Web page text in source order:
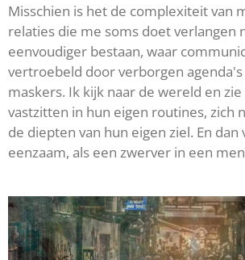
Misschien is het de complexiteit van
relaties die me soms doet verlangen
eenvoudiger bestaan, waar
vertroebeld door verborgen
maskers. Ik kijk naar de wereld en
vastzitten in hun eigen routines, zich
de diepten van hun eigen ziel. En dan
eenzaam, als een zwerver in een